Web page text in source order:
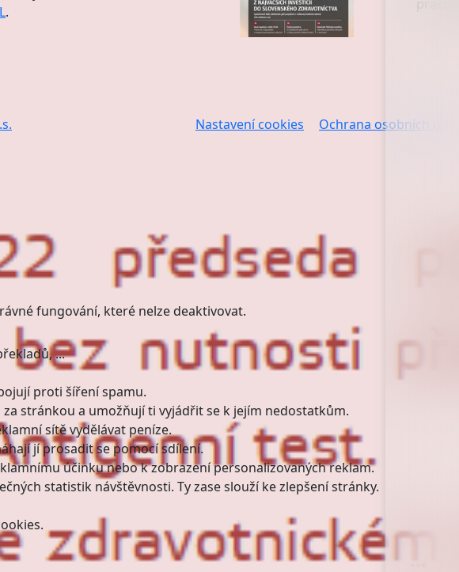
.
Nastavení cookies
Ochrana osobních údajů
fungování, které nelze deaktivovat.
...
proti šíření spamu.
stránkou a umožňují ti vyjádřit se k jejím nedostatkům.
sítě vydělávat peníze.
jí prosadit se pomocí sdílení.
účinku nebo k zobrazení personalizovaných reklam.
statistik návštěvnosti. Ty zase slouží ke zlepšení stránky.